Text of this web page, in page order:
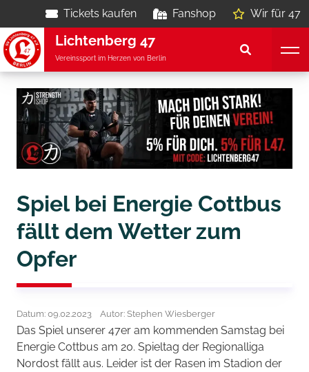
Tickets kaufen Fanshop Wir für 47
Lichtenberg 47
Vereinssport im Herzen von Berlin
Spiel bei Energie Cottbus
fällt dem Wetter zum
Opfer
Datum: 09.02.2023 Autor: Stephen Wiesberger
Das Spiel unserer 47er am kommenden Samstag bei
Energie Cottbus am 20. Spieltag der Regionalliga
Nordost fällt aus. Leider ist der Rasen im Stadion der